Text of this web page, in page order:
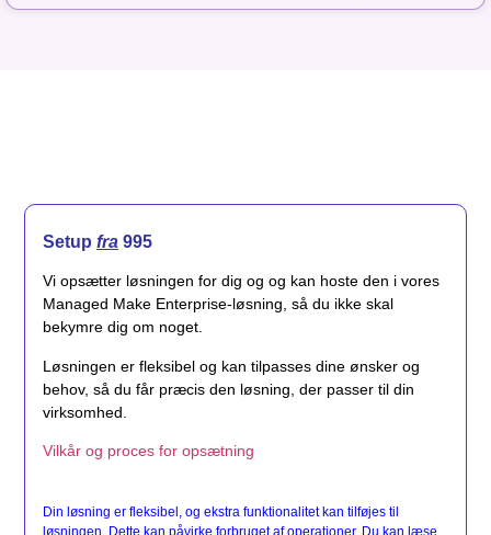
Setup fra 995
Vi opsætter løsningen for dig og og kan hoste den i vores
Managed Make Enterprise-løsning, så du ikke skal
bekymre dig om noget.
Løsningen er fleksibel og kan tilpasses dine ønsker og
behov, så du får præcis den løsning, der passer til din
virksomhed.
Vilkår og proces for opsætning
Din løsning er fleksibel, og ekstra funktionalitet kan tilføjes til
løsningen. Dette kan påvirke forbruget af operationer. Du kan læse